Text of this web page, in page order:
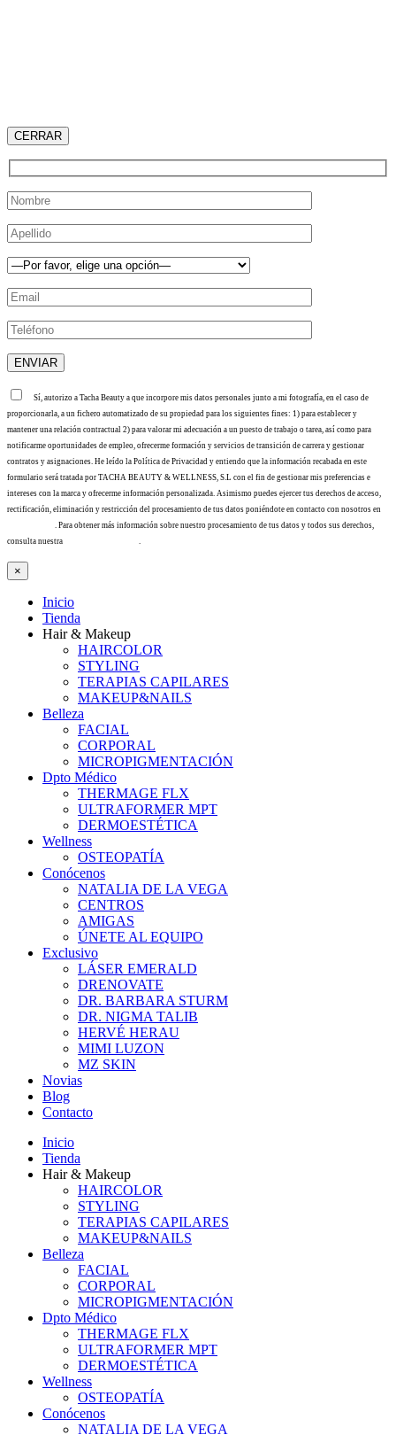
CERRAR
Sí, autorizo a Tacha Beauty a que incorpore mis datos personales junto a mi fotografía, en el caso de
proporcionarla, a un fichero automatizado de su propiedad para los siguientes fines: 1) para establecer y
mantener una relación contractual 2) para valorar mi adecuación a un puesto de trabajo o tarea, así como para
notificarme oportunidades de empleo, ofrecerme formación y servicios de transición de carrera y gestionar
contratos y asignaciones. He leído la Política de Privacidad y entiendo que la información recabada en este
formulario será tratada por TACHA BEAUTY & WELLNESS, S.L con el fin de gestionar mis preferencias e
intereses con la marca y ofrecerme información personalizada. Asimismo puedes ejercer tus derechos de acceso,
rectificación, eliminación y restricción del procesamiento de tus datos poniéndote en contacto con nosotros en
. Para obtener más información sobre nuestro procesamiento de tus datos y todos sus derechos,
consulta nuestra
×
Inicio
Tienda
Hair & Makeup
HAIRCOLOR
STYLING
TERAPIAS CAPILARES
MAKEUP&NAILS
Belleza
FACIAL
CORPORAL
MICROPIGMENTACIÓN
Dpto Médico
THERMAGE FLX
ULTRAFORMER MPT
DERMOESTÉTICA
Wellness
OSTEOPATÍA
Conócenos
NATALIA DE LA VEGA
CENTROS
AMIGAS
ÚNETE AL EQUIPO
Exclusivo
LÁSER EMERALD
DRENOVATE
DR. BARBARA STURM
DR. NIGMA TALIB
HERVÉ HERAU
MIMI LUZON
MZ SKIN
Novias
Blog
Contacto
Inicio
Tienda
Hair & Makeup
HAIRCOLOR
STYLING
TERAPIAS CAPILARES
MAKEUP&NAILS
Belleza
FACIAL
CORPORAL
MICROPIGMENTACIÓN
Dpto Médico
THERMAGE FLX
ULTRAFORMER MPT
DERMOESTÉTICA
Wellness
OSTEOPATÍA
Conócenos
NATALIA DE LA VEGA